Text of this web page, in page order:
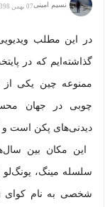
نسیم امینی07 بهمن 1398
در این مطلب
گذاشته‌ایم که در
ممنوعه چین یکی از
چوبی در جهان
دیدنی‌های پکن است و